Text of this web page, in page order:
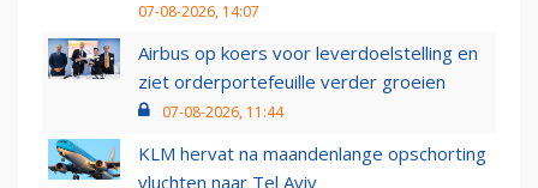
07-08-2026, 14:07
Airbus op koers voor leverdoelstelling en
ziet orderportefeuille verder groeien
07-08-2026, 11:44
KLM hervat na maandenlange opschorting
vluchten naar Tel Aviv